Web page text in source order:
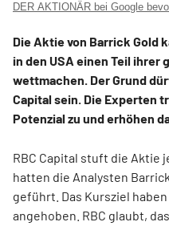
DER AKTIONÄR bei Google
Die Aktie von Barrick Gold
in den USA einen Teil
wettmachen. Der Grund
Capital sein. Die Experten
Potenzial zu und erhöhen
RBC Capital stuft die Aktie
hatten die Analysten
geführt. Das Kursziel
angehoben. RBC glaubt,